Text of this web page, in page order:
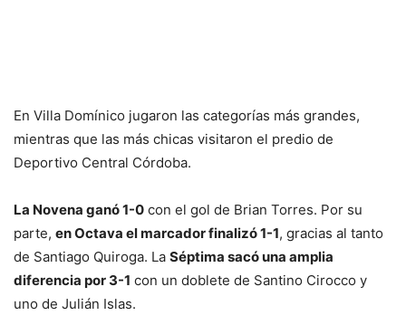
En Villa Domínico jugaron las categorías más grandes,
mientras que las más chicas visitaron el predio de
Deportivo Central Córdoba.
La Novena ganó 1-0 con el gol de Brian Torres. Por su
parte, en Octava el marcador finalizó 1-1, gracias al tanto
de Santiago Quiroga. La Séptima sacó una amplia
diferencia por 3-1 con un doblete de Santino Cirocco y
uno de Julián Islas.